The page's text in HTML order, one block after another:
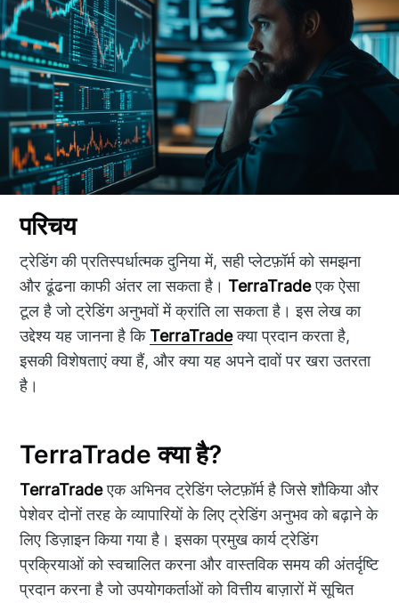
परिचय
ट्रेडिंग की प्रतिस्पर्धात्मक दुनिया में, सही प्लेटफ़ॉर्म को समझना
और ढूंढना काफी अंतर ला सकता है।TerraTradeएक ऐसा
टूल है जो ट्रेडिंग अनुभवों में क्रांति ला सकता है। इस लेख का
उद्देश्य यह जानना है किTerraTradeक्या प्रदान करता है,
इसकी विशेषताएं क्या हैं, और क्या यह अपने दावों पर खरा उतरता
है।
TerraTrade क्या है?
TerraTradeएक अभिनव ट्रेडिंग प्लेटफ़ॉर्म है जिसे शौकिया और
पेशेवर दोनों तरह के व्यापारियों के लिए ट्रेडिंग अनुभव को बढ़ाने के
लिए डिज़ाइन किया गया है। इसका प्रमुख कार्य ट्रेडिंग
प्रक्रियाओं को स्वचालित करना और वास्तविक समय की अंतर्दृष्टि
प्रदान करना है जो उपयोगकर्ताओं को वित्तीय बाज़ारों में सूचित